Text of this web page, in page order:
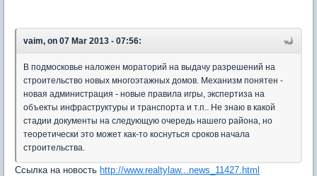
vaim, on 07 Mar 2013 - 07:56:
В подмосковье наложен мораторий на выдачу разрешений на
строительство новых многоэтажных домов. Механизм понятен -
новая администрация - новые правила игры, экспертиза на
объекты инфраструктуры и транспорта и т.п.. Не знаю в какой
стадии документы на следующую очередь нашего района, но
теоретически это может как-то коснуться сроков начала
строительства.
Ссылка на новость http://www.realtylaw...news_11427.html